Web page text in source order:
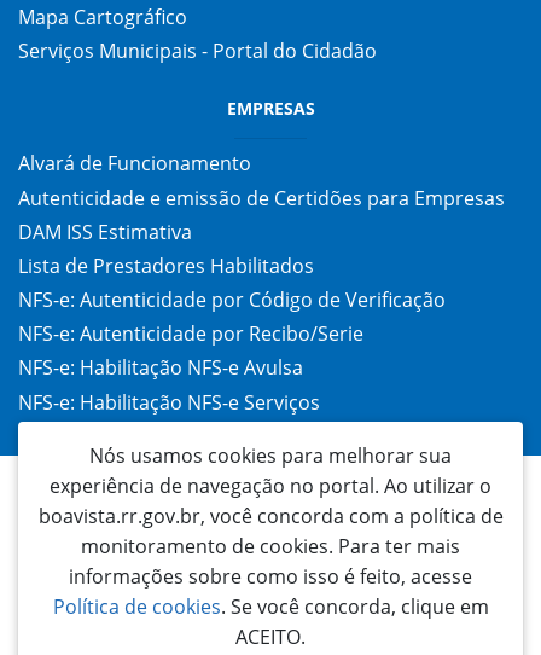
Mapa Cartográfico
Serviços Municipais - Portal do Cidadão
EMPRESAS
Alvará de Funcionamento
Autenticidade e emissão de Certidões para Empresas
DAM ISS Estimativa
Lista de Prestadores Habilitados
NFS-e: Autenticidade por Código de Verificação
NFS-e: Autenticidade por Recibo/Serie
NFS-e: Habilitação NFS-e Avulsa
NFS-e: Habilitação NFS-e Serviços
Prefeitura Municipal de Boa Vista
Nós usamos cookies para melhorar sua
experiência de navegação no portal. Ao utilizar o
boavista.rr.gov.br, você concorda com a política de
monitoramento de cookies. Para ter mais
informações sobre como isso é feito, acesse
Política de cookies. Se você concorda, clique em
ACEITO.